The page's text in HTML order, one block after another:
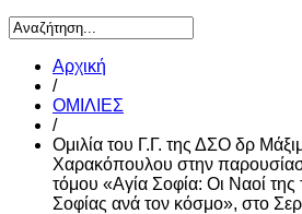
Αρχική
/
ΟΜΙΛΙΕΣ
/
Ομιλία του Γ.Γ. της ΔΣΟ δρ
Χαρακόπουλου στην
τόμου «Αγία Σοφία: Οι Ναοί της
Σοφίας ανά τον κόσμο», στο